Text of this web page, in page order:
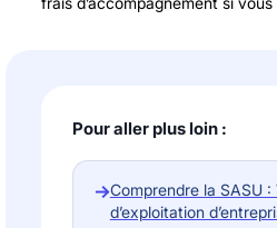
Pour aller plus loin :
→Comprendre la SASU
d’exploitation